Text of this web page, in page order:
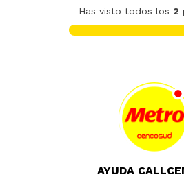
Has visto todos los 2
AYUDA